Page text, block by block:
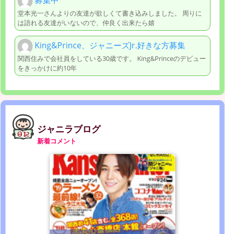
堂本光一さんよりの友達が欲しくて書き込みしました。 周りに
は語れる友達がいないので、仲良く出来たら嬉
King&Prince、ジャニーズJr.好きな方募集
関西住みで会社員をしている30歳です。 King&Princeのデビュー
をきっかけに約10年
ジャニラブログ
新着コメント